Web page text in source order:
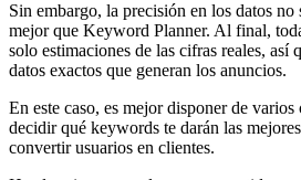
Sin embargo, la precisión en los datos
mejor que Keyword Planner. Al final,
solo estimaciones de las cifras reales, así
datos exactos que generan los anuncios.
En este caso, es mejor disponer de varios
decidir qué keywords te darán las
convertir usuarios en clientes.